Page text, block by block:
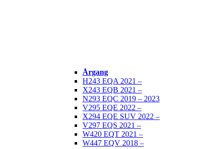
Årgang
H243 EQA 2021 –
X243 EQB 2021 –
N293 EQC 2019 – 2023
V295 EQE 2022 –
X294 EQE SUV 2022 –
V297 EQS 2021 –
W420 EQT 2021 –
W447 EQV 2018 –